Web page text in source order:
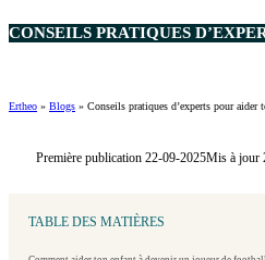
CONSEILS PRATIQUES
Ertheo » Blogs » Conseils pratiques d’experts pour
Première publication 22-09-2025Mis à jour
TABLE DES MATIÈRES